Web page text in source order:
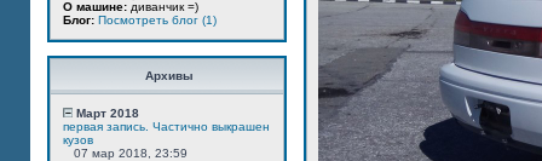
О машине: диванчик =)
Блог: Посмотреть блог (1)
Архивы
Март 2018
первая запись. Частично выкрашен
кузов
07 мар 2018, 23:59